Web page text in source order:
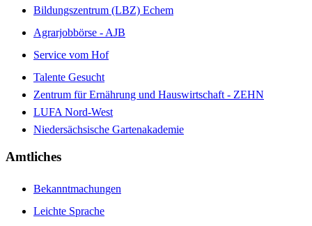
Bildungszentrum (LBZ) Echem
Agrarjobbörse - AJB
Service vom Hof
Talente Gesucht
Zentrum für Ernährung und Hauswirtschaft - ZEHN
LUFA Nord-West
Niedersächsische Gartenakademie
Amtliches
Bekanntmachungen
Leichte Sprache